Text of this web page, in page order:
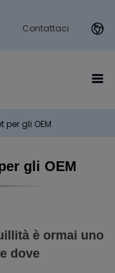
Contattaci
per gli OEM
gli OEM
è ormai uno
dove